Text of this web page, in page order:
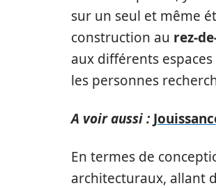
sur un seul et même
construction au rez-
aux différents
les personnes
A voir aussi :
En termes de
architecturaux, allant